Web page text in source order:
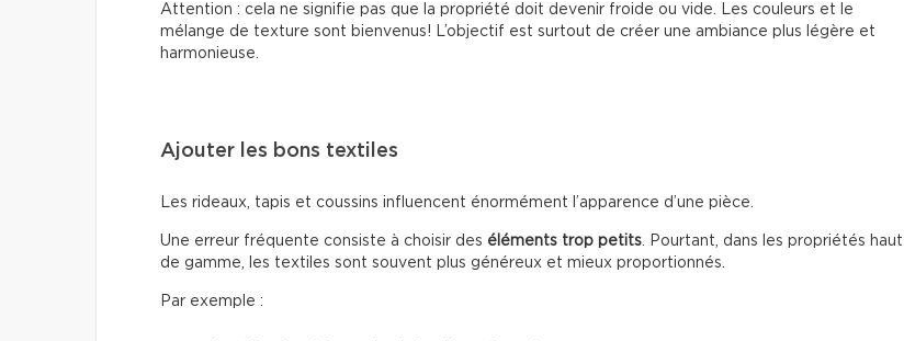
Attention : cela ne signifie pas que la propriété doit devenir froide ou vide. Les couleurs et le
mélange de texture sont bienvenus! L’objectif est surtout de créer une ambiance plus légère et
harmonieuse.
Ajouter les bons textiles
Les rideaux, tapis et coussins influencent énormément l’apparence d’une pièce.
Une erreur fréquente consiste à choisir des éléments trop petits . Pourtant, dans les propriétés haut
de gamme, les textiles sont souvent plus généreux et mieux proportionnés.
Par exemple :